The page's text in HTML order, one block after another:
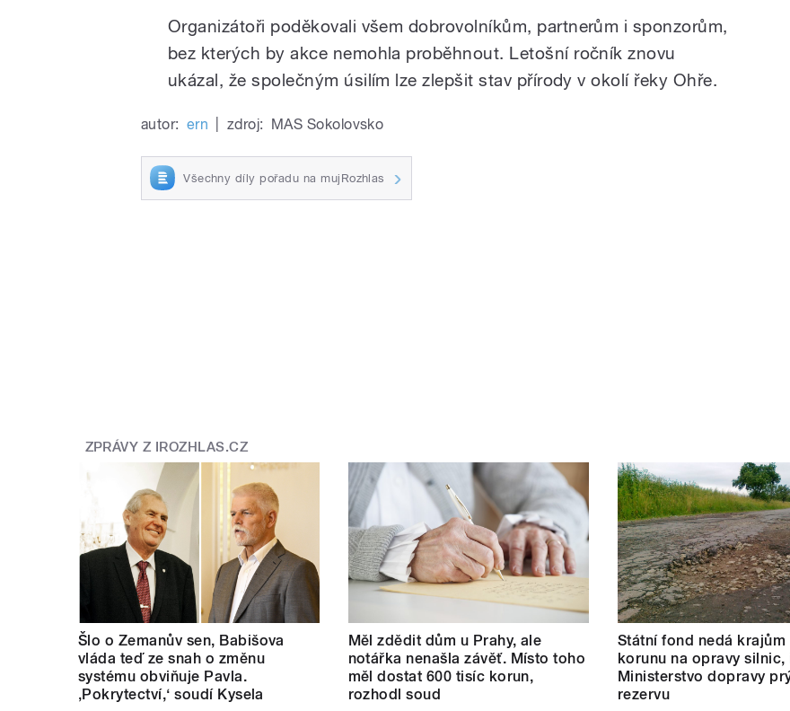
Organizátoři poděkovali všem dobrovolníkům, partnerům i sponzorům,
bez kterých by akce nemohla proběhnout. Letošní ročník znovu
ukázal, že společným úsilím lze zlepšit stav přírody v okolí řeky Ohře.
autor: ern zdroj: MAS Sokolovsko
Všechny díly pořadu na mujRozhlas
ZPRÁVY Z IROZHLAS.CZ
Šlo o Zemanův sen, Babišova
vláda teď ze snah o změnu
systému obviňuje Pavla.
‚Pokrytectví,‘ soudí Kysela
Měl zdědit dům u Prahy, ale
notářka nenašla závěť. Místo toho
měl dostat 600 tisíc korun,
rozhodl soud
Státní fond nedá krajům
korunu na opravy silnic,
Ministerstvo dopravy
rezervu